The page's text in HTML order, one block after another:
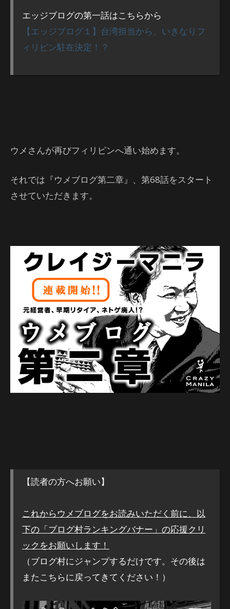
エッジブログの第一話はこちらから
【エッジブログ１】台湾担当から、いきなりフ
ィリピン駐在決定！？
ウメさんが再びフィリピンへ通い始めます。
それでは『ウメブログ第二章』、第68話をスタート
させていただきます。
【読者の方へお願い】
これからウメブログをお読みいただく前に、以
下の「ブログ村ランキングバナー」の応援クリ
ックをお願いします！
（ブログ村にジャンプするだけです。その後は
またこちらに戻ってきてください！）